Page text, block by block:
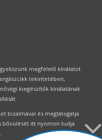
megfelelő kínálatot
tekintetében,
kiegészítők kínálatának
bizalmával és meglátogatja
bővülését itt nyomon tudja